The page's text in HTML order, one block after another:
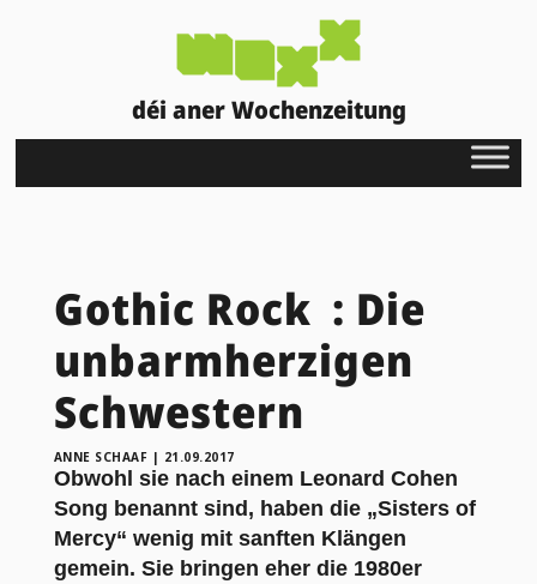
déi aner Wochenzeitung
Gothic Rock : Die
unbarmherzigen
Schwestern
ANNE SCHAAF | 21.09.2017
Obwohl sie nach einem Leonard Cohen
Song benannt sind, haben die „Sisters of
Mercy“ wenig mit sanften Klängen
gemein. Sie bringen eher die 1980er